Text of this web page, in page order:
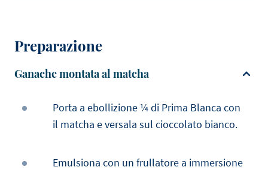
Preparazione
Ganache montata al matcha
Porta a ebollizione ¼ di Prima Blanca con
il matcha e versala sul cioccolato bianco.
Emulsiona con un frullatore a immersione